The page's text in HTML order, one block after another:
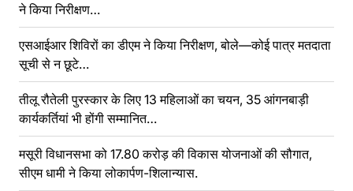
ने किया निरीक्षण…
एसआईआर शिविरों का डीएम ने किया निरीक्षण, बोले—कोई पात्र मतदाता
सूची से न छूटे…
तीलू रौतेली पुरस्कार के लिए 13 महिलाओं का चयन, 35 आंगनबाड़ी
कार्यकर्तियां भी होंगी सम्मानित…
मसूरी विधानसभा को 17.80 करोड़ की विकास योजनाओं की सौगात,
सीएम धामी ने किया लोकार्पण-शिलान्यास.